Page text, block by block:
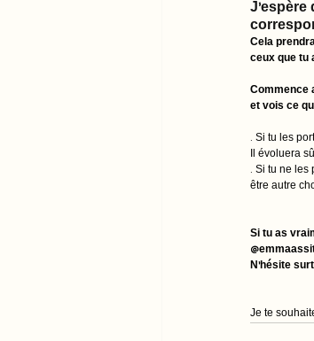
J'espère
Cela
ceux que tu
Commence
et vois ce
. Si tu les
Il évoluera
. Si tu ne les
être autre
Si tu as
N'hésite
Je te